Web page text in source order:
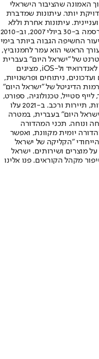
האמונה שהציבור הישראלי
יותר. עיתונות שמדברת
עיתונות אחרת וללא
תשלום. המהדורה המודפסת הראשונה פורסמה ב-30 ביולי 2007, וב-2010
החשיפה הגבוה ביותר בימי
הראשי הוא עמר לחמנוביץ,
של "ישראל היום" בעברית
ובאנגלית, כמו כן היישומונים (אפליקציות) לאנדרואיד ול-iOS, מציגים
ניתוחים ופרשנויות,
הדיגיטל של "ישראל היום"
סטייל, טכנולוגיה, ספורט,
כלכלה וצרכנות, בריאות, חיילים, אוכל, יהדות, תיירות ורכב. ב-2021 עלו
היום" בעברית, במטרה
ונוחה. תכני המהדורה
יומית מקוונת, ואפשר
"הקליקה של ישראל
מוצרים ושירותים. ישראל
מקהל הקוראים. פנו אלינו